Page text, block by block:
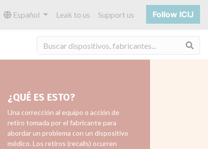
Español Leak to us Support us Follow ICIJ
¿QUÉ ES ESTO?
Una corrección al equipo o acción de
retiro tomada por el fabricante para
abordar un problema con un dispositivo
médico. Los retiros (recalls) ocurren